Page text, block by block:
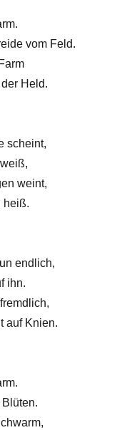
vom Feld.
Held.
scheint,
weint,
heiß.
endlich,
ihn.
auf Knien.